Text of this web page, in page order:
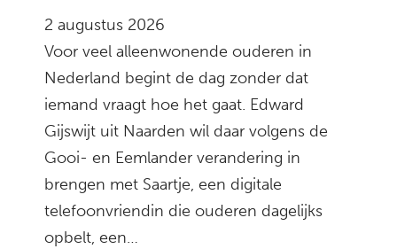
2 augustus 2026
Voor veel alleenwonende ouderen in
Nederland begint de dag zonder dat
iemand vraagt hoe het gaat. Edward
Gijswijt uit Naarden wil daar volgens de
Gooi- en Eemlander verandering in
brengen met Saartje, een digitale
telefoonvriendin die ouderen dagelijks
opbelt, een…